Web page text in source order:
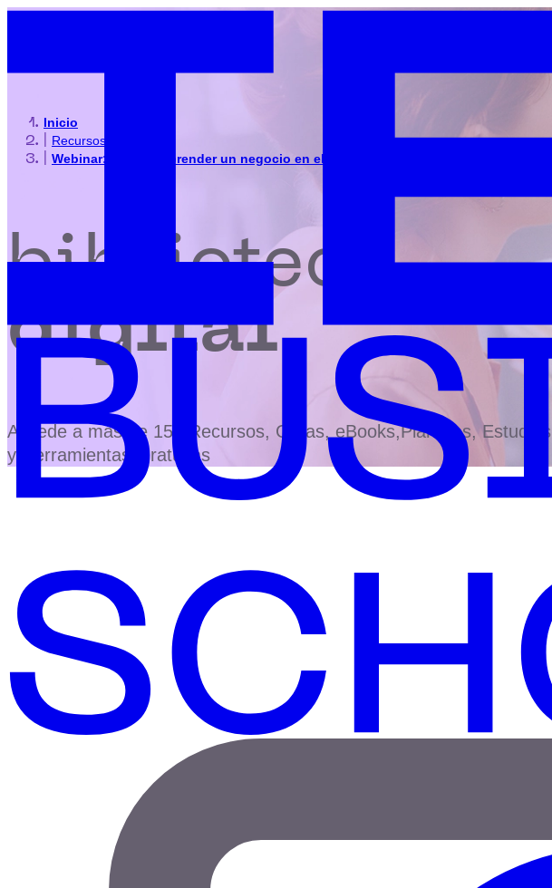
Inicio
Recursos
Webinar: Cómo emprender un negocio en el medio rural
biblioteca
digital
Accede a más de 150 Recursos, Guías, eBooks,Plantillas, Estudios
y Herramientas Gratuitas